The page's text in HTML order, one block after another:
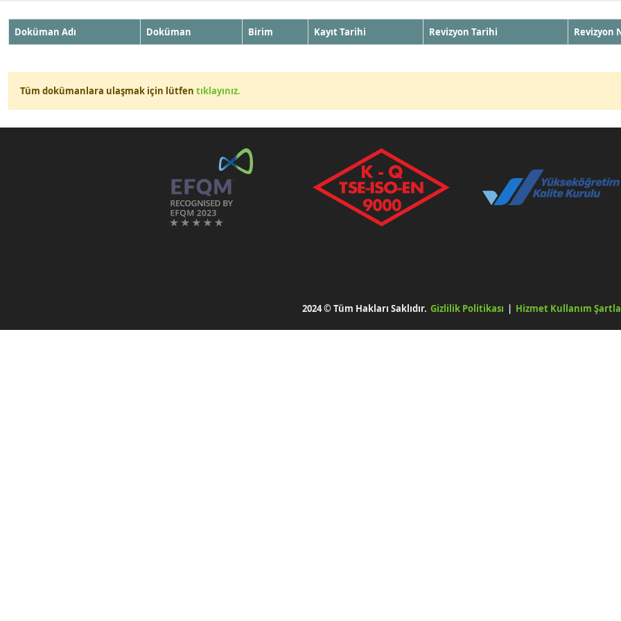
Doküman Adı Doküman Birim Kayıt Tarihi Revizyon Tarihi Revizyon
Tüm dokümanlara ulaşmak için lütfen tıklayınız.
2024 © Tüm Hakları Saklıdır. Gizlilik Politikası | Hizmet Kullanım